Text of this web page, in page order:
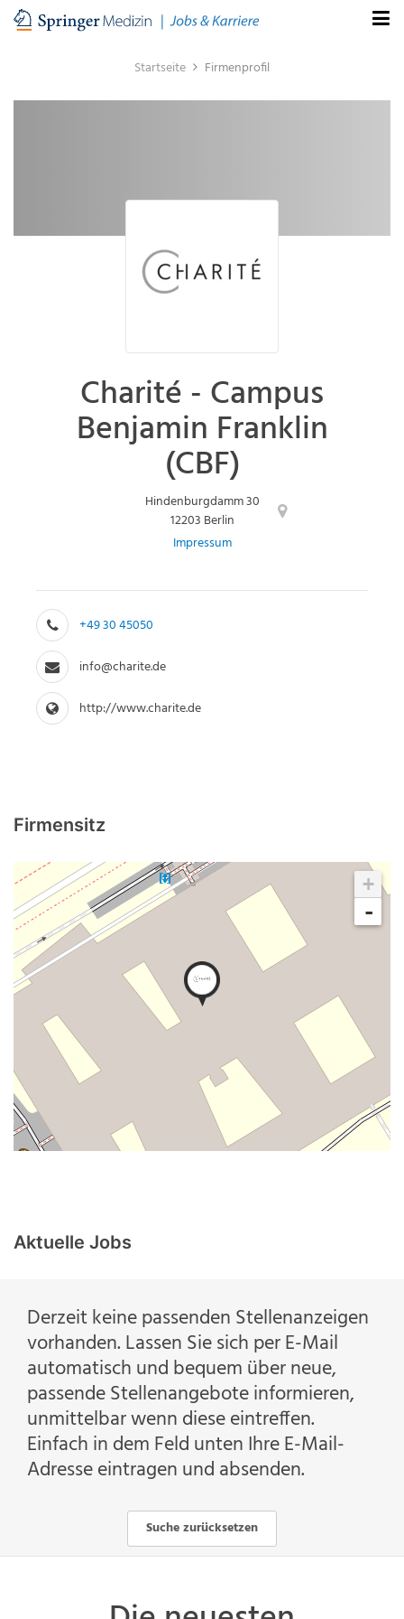
Startseite Firmenprofil
Charité - Campus
Benjamin Franklin
(CBF)
Hindenburgdamm 30
12203 Berlin
Impressum
+49 30 45050
info@charite.de
http://www.charite.de
Firmensitz
+
-
Aktuelle Jobs
Derzeit keine passenden Stellenanzeigen
vorhanden. Lassen Sie sich per E-Mail
automatisch und bequem über neue,
passende Stellenangebote informieren,
unmittelbar wenn diese eintreffen.
Einfach in dem Feld unten Ihre E-Mail-
Adresse eintragen und absenden.
Suche zurücksetzen